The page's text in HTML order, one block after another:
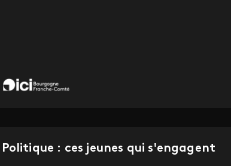
Politique : ces jeunes qui s'engagent